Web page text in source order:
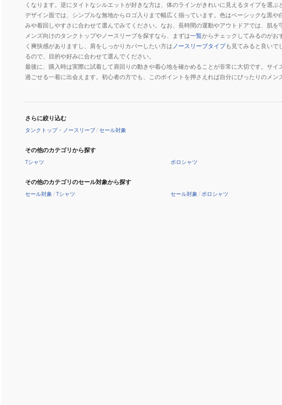
くなります。逆にタイトなシルエットが好きな方は、体のラインがきれいに見えるタイプを選ぶ
デザイン面では、シンプルな無地からロゴ入りまで幅広く揃っています。色はベーシックな黒
みや着回しやすさに合わせて選んでみてください。なお、長時間の運動やアウトドアでは、肌を
メンズ向けのタンクトップやノースリーブを探すなら、まずは一覧からチェックしてみるのがお
く爽快感がありますし、肩をしっかりカバーしたい方は ノースリーブタイプも見てみると良いで
るので、目的や好みに合わせて選んでください。
最後に、購入時は実際に試着して肩回りの動きや着心地を確かめることが非常に大切です。サ
過ごせる一着に出会えます。初心者の方でも、このポイントを押さえれば自分にぴったりのメン
さらに絞り込む
タンクトップ・ノースリーブ/セール対象
その他のカテゴリから探す
Tシャツ ポロシャツ
その他のカテゴリのセール対象から探す
セール対象 /Tシャツ セール対象 /ポロシャツ